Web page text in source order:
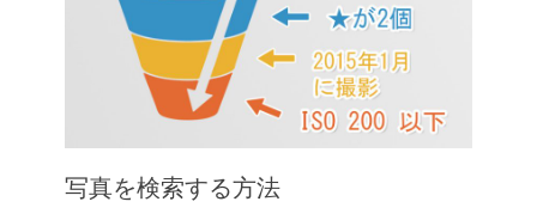
写真を検索する方法